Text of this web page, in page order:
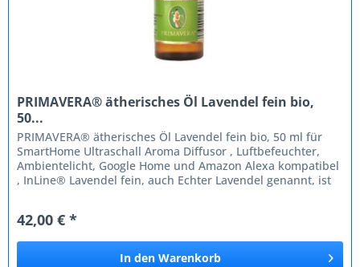
PRIMAVERA® ätherisches Öl Lavendel fein bio,
50...
PRIMAVERA® ätherisches Öl Lavendel fein bio, 50 ml für
SmartHome Ultraschall Aroma Diffusor , Luftbefeuchter,
Ambientelicht, Google Home und Amazon Alexa kompatibel
, InLine® Lavendel fein, auch Echter Lavendel genannt, ist
42,00 € *
In den Warenkorb